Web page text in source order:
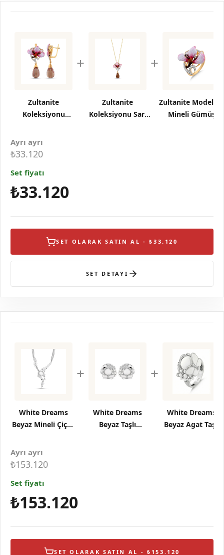
Zultanite
Koleksiyonu
Gümüş Kolye
+
Zultanite
Koleksiyonu Sarı
+
Zultanite Model-11
Mineli Gümüş
Ayrı ayrı
₺33.120
Set fiyatı
₺33.120
SET OLARAK SATIN AL - ₺33.120
SET DETAYI
White Dreams
Beyaz Mineli Çiçek
Zincir Kadın Kolye
+
White Dreams
Beyaz Taşlı
+
White Dreams
Beyaz Agat Taşlı
Ayrı ayrı
₺153.120
Set fiyatı
₺153.120
SET OLARAK SATIN AL - ₺153.120